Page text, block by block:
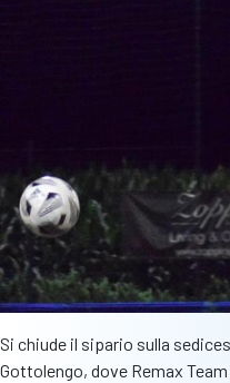
Si chiude il sipario sulla
Gottolengo, dove Remax